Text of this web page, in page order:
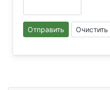
Отправить Очистить